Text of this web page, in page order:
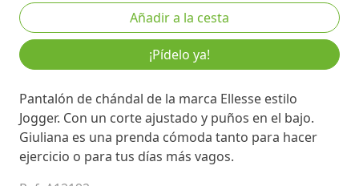
¡Pídelo ya!
Pantalón de chándal de la marca Ellesse estilo
Jogger. Con un corte ajustado y puños en el bajo.
Giuliana es una prenda cómoda tanto para hacer
ejercicio o para tus días más vagos.